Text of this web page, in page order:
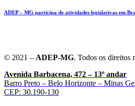
ADEP – MG participa de atividades legislativas em
© 2021 – ADEP-MG. Todos os direitos
Avenida Barbacena, 472 – 13º andar
Barro Preto – Belo Horizonte – Minas
CEP: 30.190-130